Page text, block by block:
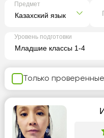
Только
Предмет
Уровень подготовки